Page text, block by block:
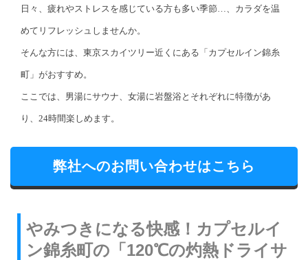
日々、疲れやストレスを感じている方も多い季節…、カラダを温
めてリフレッシュしませんか。
そんな方には、東京スカイツリー近くにある「カプセルイン錦糸
町」がおすすめ。
ここでは、男湯にサウナ、女湯に岩盤浴とそれぞれに特徴があ
り、24時間楽しめます。
弊社へのお問い合わせはこちら
やみつきになる快感！カプセルイ
ン錦糸町の「120℃の灼熱ドライサ